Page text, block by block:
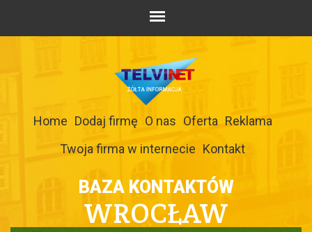
Home Dodaj firmę O nas Oferta Reklama
Twoja firma w internecie Kontakt
BAZA KONTAKTÓW
WROCŁAW